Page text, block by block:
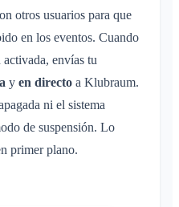
otros usuarios para que
en los eventos. Cuando
envías tu
y en directo a Klubraum.
ni el sistema
de suspensión. Lo
primer plano.